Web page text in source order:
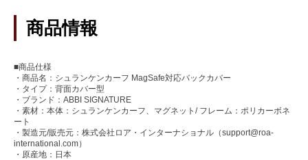
商品情報
■商品仕様
・商品名：シュランケンカーフ MagSafe対応バックカバー
・タイプ：背面カバー型
・ブランド：ABBI SIGNATURE
・素材：本体：シュランケンカーフ、マグネット/ フレーム：ポリカーボネ
ート
・製造元/販売元：株式会社ロア・インターナショナル（support@roa-
international.com）
・原産地：日本